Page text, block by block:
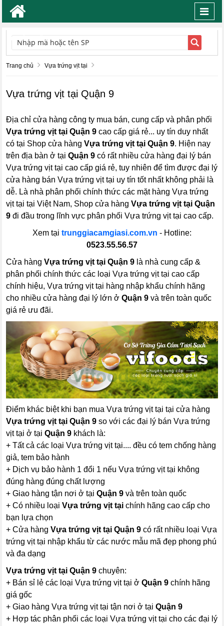
TÌM KIẾM
Trang chủ Vựa trứng vịt tại
Vựa trứng vịt tại Quận 9
Địa chỉ cửa hàng công ty mua bán, cung cấp và phân phối
Vựa trứng vịt tại Quận 9 cao cấp giá rẻ... uy tín duy nhất
có tại Shop cửa hàngVựa trứng vịt tại Quận 9. Hiện nay
trên địa bàn ở tạiQuận 9 có rất nhiều cửa hàng đại lý bán
Vựa trứng vịt tại cao cấp giá rẻ, tuy nhiên để tìm được đại lý
cửa hàng bán Vựa trứng vịt tại uy tín tốt nhất không phải là
dễ. Là nhà phân phối chính thức các mặt hàng Vựa trứng
vịt tại tại Việt Nam, Shop cửa hàngVựa trứng vịt tại Quận
9 đi đầu trong lĩnh vực phân phối Vựa trứng vịt tại cao cấp.
Xem tại trunggiacamgiasi.com.vn - Hotline:
0523.55.56.57
Cửa hàngVựa trứng vịt tại Quận 9 là nhà cung cấp &
phân phối chính thức các loại Vựa trứng vịt tại cao cấp
chính hiệu, Vựa trứng vịt tại hàng nhập khẩu chính hãng
cho nhiều cửa hàng đại lý lớn ởQuận 9 và trên toàn quốc
giá rẻ ưu đãi.
Điểm khác biệt khi bạn mua Vựa trứng vịt tại tại cửa hàng
Vựa trứng vịt tại Quận 9 so với các đại lý bán Vựa trứng
vịt tại ở tạiQuận 9 khách là:
+ Tất cả các loại Vựa trứng vịt tại.... đều có tem chống hàng
giả, tem bảo hành
+ Dịch vụ bảo hành 1 đổi 1 nếu Vựa trứng vịt tại không
đúng hàng đúng chất lượng
+ Giao hàng tận nơi ở tạiQuận 9 và trên toàn quốc
+ Có nhiều loạiVựa trứng vịt tại chính hãng cao cấp cho
bạn lựa chọn
+ Cửa hàngVựa trứng vịt tại Quận 9 có rất nhiều loại Vựa
trứng vịt tại nhập khẩu từ các nước mẫu mã đẹp phong phú
và đa dạng
Vựa trứng vịt tại Quận 9chuyên:
+ Bán sỉ lẻ các loại Vựa trứng vịt tại ởQuận 9 chính hãng
giá gốc
+ Giao hàng Vựa trứng vịt tại tận nơi ở tạiQuận 9
+ Hợp tác phân phối các loại Vựa trứng vịt tại cho các đại lý